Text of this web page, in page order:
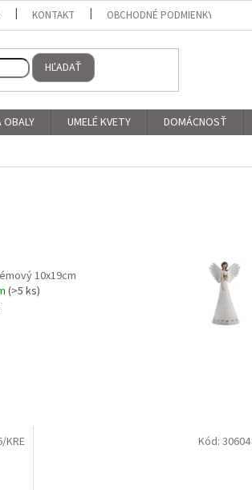
KONTAKT OBCHODNÉ PODMIENKY
HĽADAŤ
OBALY UMELÉ KVETY DOMÁCNOSŤ
10x19cm
(>5 ks)
KRE Kód: 30604